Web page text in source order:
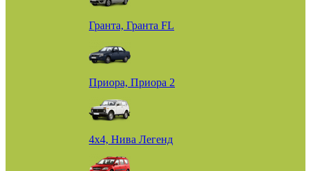
Гранта, Гранта FL
Приора, Приора 2
4х4, Нива Легенд